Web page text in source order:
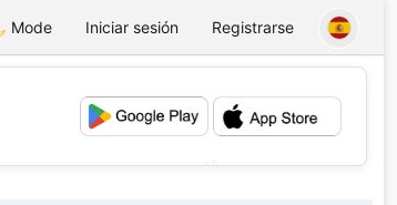
Mode Iniciar sesión Registrarse